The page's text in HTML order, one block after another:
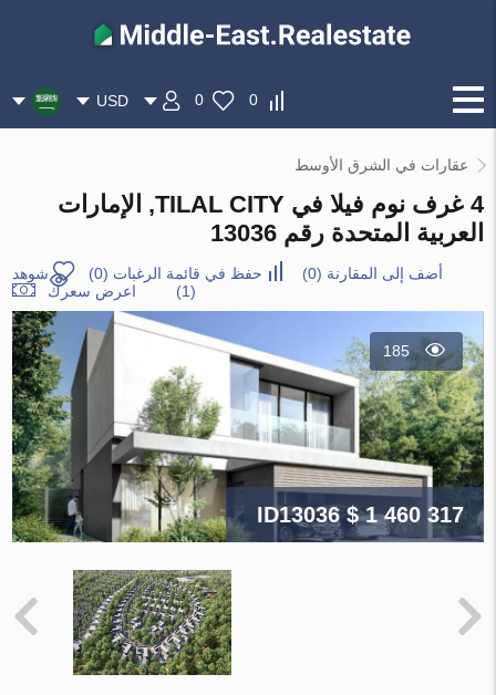
0
0
USD
عقارات في الشرق الأوسط
4 غرف نوم فيلا في TILAL CITY, الإمارات
العربية المتحدة رقم 13036
أضف إلى المقارنة (
0
) حفظ في قائمة الرغبات (
0
)
شوهد
(1)
اعرض سعرك
185
ID13036$ 1 460 317